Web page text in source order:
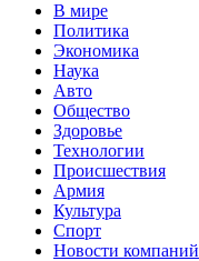
В мире
Политика
Экономика
Наука
Авто
Общество
Здоровье
Технологии
Происшествия
Армия
Культура
Спорт
Новости компаний